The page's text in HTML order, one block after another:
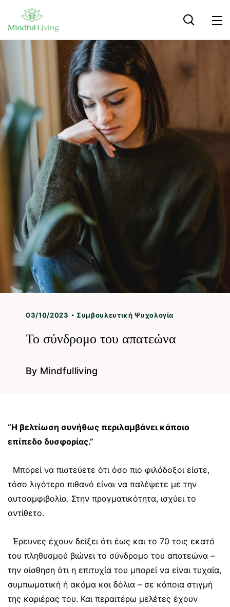
03/10/2023 Συμβουλευτική Ψυχολογία
Το σύνδρομο του απατεώνα
By Mindfulliving
“Η βελτίωση συνήθως περιλαμβάνει κάποιο
επίπεδο δυσφορίας.”
Μπορεί να πιστεύετε ότι όσο πιο φιλόδοξοι είστε,
τόσο λιγότερο πιθανό είναι να παλέψετε με την
αυτοαμφιβολία. Στην πραγματικότητα, ισχύει το
αντίθετο.
Έρευνες έχουν δείξει ότι έως και το 70 τοις εκατό
του πληθυσμού βιώνει το σύνδρομο του απατεώνα –
την αίσθηση ότι η επιτυχία του μπορεί να είναι τυχαία,
συμπωματική ή ακόμα και δόλια – σε κάποια στιγμή
της καριέρας του. Και περαιτέρω μελέτες έχουν